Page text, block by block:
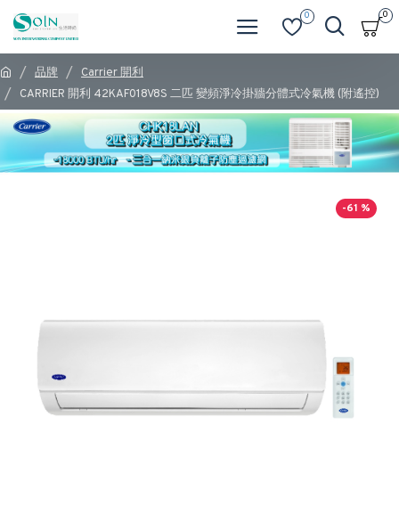
0 0
品牌
Carrier 開利
CARRIER 開利 42KAF018V8S 二匹 變頻淨冷掛牆分體式冷氣機 (附遙控)
-61 %